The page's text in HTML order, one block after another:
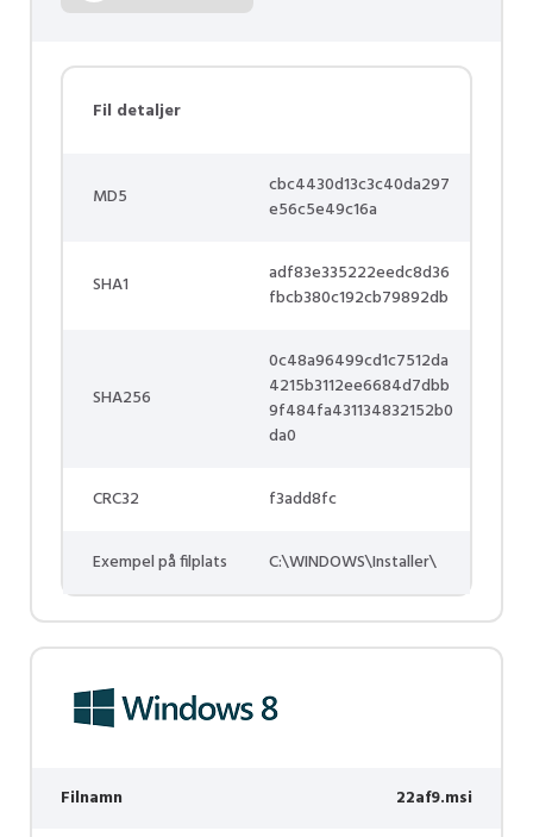
Fil detaljer
MD5
cbc4430d13c3c40da297
e56c5e49c16a
SHA1
adf83e335222eedc8d36
fbcb380c192cb79892db
SHA256
0c48a96499cd1c7512da
4215b3112ee6684d7dbb
9f484fa431134832152b0
da0
CRC32 f3add8fc
Exempel på filplats C:\WINDOWS\Installer\
Filnamn 22af9.msi